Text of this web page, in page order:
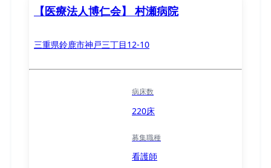
【医療法人博仁会】 村瀬病院
三重県鈴鹿市神戸三丁目12-10
病床数
220床
募集職種
看護師